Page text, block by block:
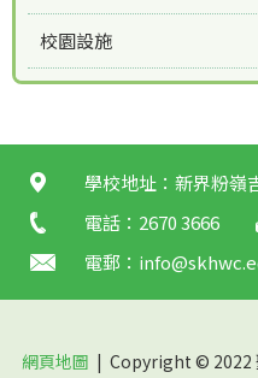
校園設施
學校地址：新界粉嶺
電話：2670 3666
電郵：
網頁地圖 | Copyright © 2022